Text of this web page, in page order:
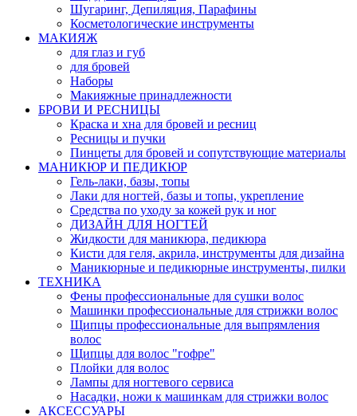
Шугаринг, Депиляция, Парафины
Косметологические инструменты
МАКИЯЖ
для глаз и губ
для бровей
Наборы
Макияжные принадлежности
БРОВИ И РЕСНИЦЫ
Краска и хна для бровей и ресниц
Ресницы и пучки
Пинцеты для бровей и сопутствующие материалы
МАНИКЮР И ПЕДИКЮР
Гель-лаки, базы, топы
Лаки для ногтей, базы и топы, укрепление
Средства по уходу за кожей рук и ног
ДИЗАЙН ДЛЯ НОГТЕЙ
Жидкости для маникюра, педикюра
Кисти для геля, акрила, инструменты для дизайна
Маникюрные и педикюрные инструменты, пилки
ТЕХНИКА
Фены профессиональные для сушки волос
Машинки профессиональные для стрижки волос
Щипцы профессиональные для выпрямления
волос
Щипцы для волос "гофре"
Плойки для волос
Лампы для ногтевого сервиса
Насадки, ножи к машинкам для стрижки волос
АКСЕССУАРЫ